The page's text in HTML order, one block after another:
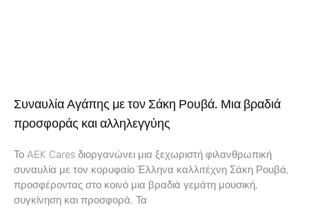
Συναυλία Αγάπης με τον Σάκη Ρουβά. Μια βραδιά
προσφοράς και αλληλεγγύης
Το AEK Cares διοργανώνει μια ξεχωριστή φιλανθρωπική
συναυλία με τον κορυφαίο Έλληνα καλλιτέχνη Σάκη Ρουβά,
προσφέροντας στο κοινό μια βραδιά γεμάτη μουσική,
συγκίνηση και προσφορά. Τα